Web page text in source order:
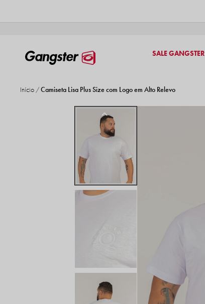
SALE GANGSTER
Início Camiseta Lisa Plus Size com Logo em Alto Relevo